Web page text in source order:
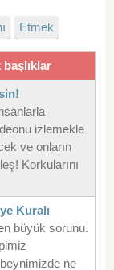
Etmek
izlemekle
ve onların
Korkularını
Kuralı
büyük sorunu.
ne